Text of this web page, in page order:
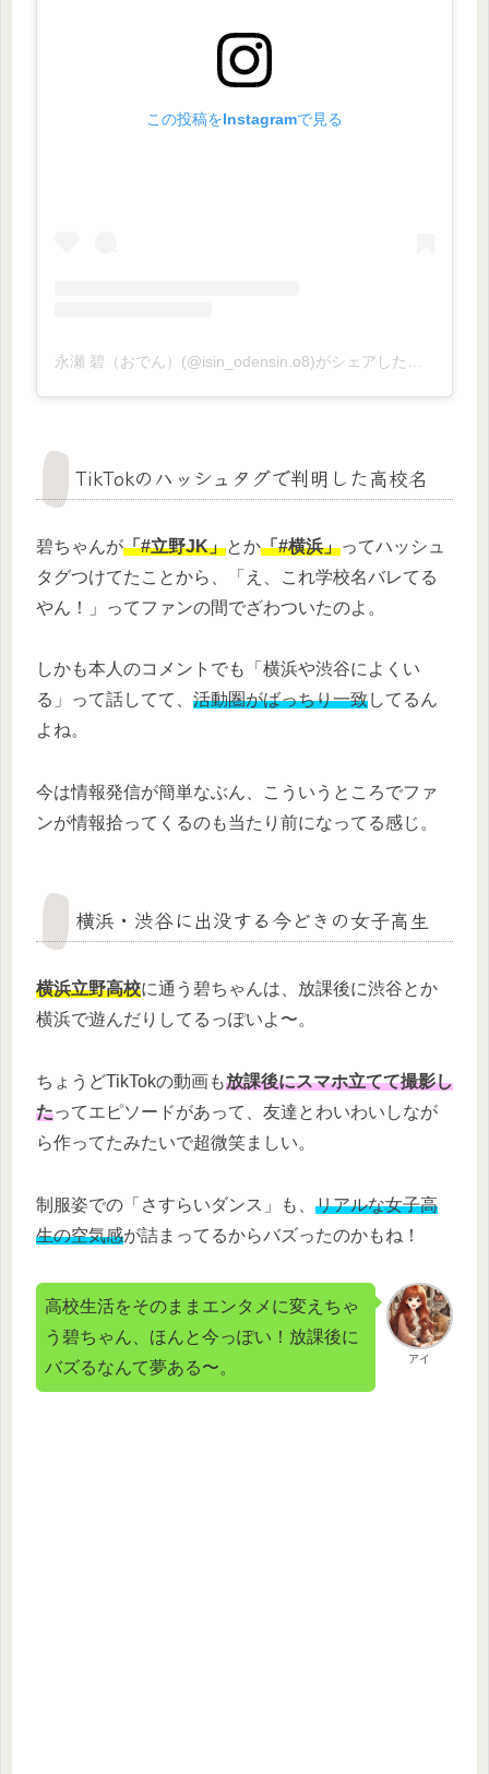
この投稿をInstagramで見る
TikTokのハッシュタグで判明した高校名
碧ちゃんが「#立野JK」とか「#横浜」ってハッシュ
タグつけてたことから、「え、これ学校名バレてる
やん！」ってファンの間でざわついたのよ。
しかも本人のコメントでも「横浜や渋谷によくい
る」って話してて、 活動圏がばっちり一致してるん
よね。
今は情報発信が簡単なぶん、こういうところでファ
ンが情報拾ってくるのも当たり前になってる感じ。
横浜・渋谷に出没する今どきの女子高生
横浜立野高校に通う碧ちゃんは、放課後に渋谷とか
横浜で遊んだりしてるっぽいよ〜。
ちょうどTikTokの動画も放課後にスマホ立てて撮影し
たってエピソードがあって、友達とわいわいしなが
ら作ってたみたいで超微笑ましい。
制服姿での「さすらいダンス」も、 リアルな女子高
生の空気感が詰まってるからバズったのかもね！
アイ
高校生活をそのままエンタメに変えちゃ
う碧ちゃん、ほんと今っぽい！放課後に
バズるなんて夢ある〜。